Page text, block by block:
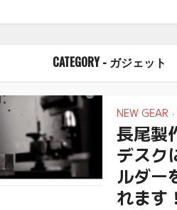
CATEGORY - ガジェット
NEW GEAR •
長尾製
デスク
ルダー
れます